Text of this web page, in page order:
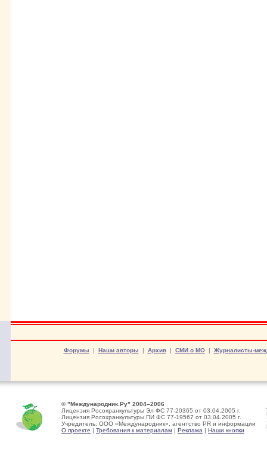
Форумы | Наши авторы | Архив| СМИ о МО| Журналисты-
© "Международник.Ру" 2004–2006
Лицензия Росохранкультуры Эл ФС 77-20365 от 03.04.2005 г.
Лицензия Росохранкультуры ПИ ФС 77-19567 от 03.04.2005 г.
Учредитель: ООО «Международник», агентство PR и информации
О проекте | Требования к материалам | Реклама | Наши кнопки